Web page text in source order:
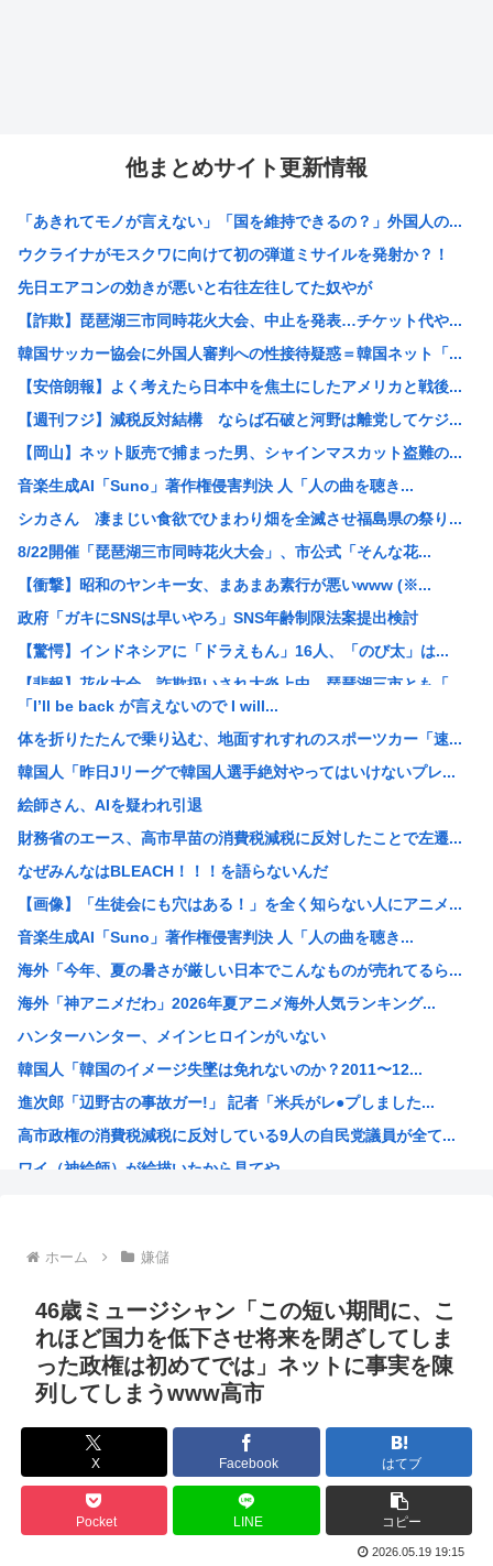
他まとめサイト更新情報
「あきれてモノが言えない」「国を維持できるの？」外国人の...
ウクライナがモスクワに向けて初の弾道ミサイルを発射か？！
先日エアコンの効きが悪いと右往左往してた奴やが
【詐欺】琵琶湖三市同時花火大会、中止を発表…チケット代や...
韓国サッカー協会に外国人審判への性接待疑惑＝韓国ネット「...
【安倍朗報】よく考えたら日本中を焦土にしたアメリカと戦後...
【週刊フジ】減税反対結構 ならば石破と河野は離党してケジ...
【岡山】ネット販売で捕まった男、シャインマスカット盗難の...
音楽生成AI「Suno」著作権侵害判決 人「人の曲を聴き...
シカさん 凄まじい食欲でひまわり畑を全滅させ福島県の祭り...
8/22開催「琵琶湖三市同時花火大会」、市公式「そんな花...
【衝撃】昭和のヤンキー女、まあまあ素行が悪いwww (※...
政府「ガキにSNSは早いやろ」SNS年齢制限法案提出検討
【驚愕】インドネシアに「ドラえもん」16人、「のび太」は...
【悲報】花火大会、詐欺扱いされ大炎上中。琵琶湖三市とも「...
「そうめんともう一品」何にする？ | そうめんの味...
人気タレント土田晃之（51）今年になって見かけなくなる
【悲報】イオン、完全にヤケクソになるwww
省内で「片山氏交代の噂」 後任に小野寺税調会長の名前
中国「大豪雨！」三峡ダム「基礎部分破損」中国「全力放流！...
【悲報】 中国、橋の欄干が強風一発で粉々に 鉄筋ゼロ 当...
ショートスリーパー堀大輔氏、涙を流す
【悲報】赤ちゃんをゴミ箱に捨てた女、パパ活で8回も妊娠し...
【悲報】コメ農家「今年は安くなりすぎ」「こんな値段じゃ米...
【画像】ギャルさん、世界中に発信してる意識ゼロで修学旅行...
【上げ底】「食べやすいサイズになりました」→実質値上げで...
正面から昔同じ職場だった元上司が歩いてきたから「お～！こ...
宅飲み僕「ゴムってある？」女の子「えっ///」 僕「食べ...
【画像】PTA会長「PTA参加拒否した親へ最終警告。こう...
「I’ll be back が言えないので I will...
体を折りたたんで乗り込む、地面すれすれのスポーツカー「速...
韓国人「昨日Jリーグで韓国人選手絶対やってはいけないプレ...
絵師さん、AIを疑われ引退
財務省のエース、高市早苗の消費税減税に反対したことで左遷...
なぜみんなはBLEACH！！！を語らないんだ
【画像】「生徒会にも穴はある！」を全く知らない人にアニメ...
音楽生成AI「Suno」著作権侵害判決 人「人の曲を聴き...
海外「今年、夏の暑さが厳しい日本でこんなものが売れてるら...
海外「神アニメだわ」2026年夏アニメ海外人気ランキング...
ハンターハンター、メインヒロインがいない
韓国人「韓国のイメージ失墜は免れないのか？2011〜12...
進次郎「辺野古の事故ガー!」 記者「米兵がレ●プしました...
高市政権の消費税減税に反対している9人の自民党議員が全て...
ワイ（神絵師）が絵描いたから見てや
ネトウヨ「在日特権やばい。働かずに年間600万円もらって...
【画像】けいおんキャラのヌードwww
日本人「失われた30年ヤバいだろ…貧乏になりすぎ…もう愛...
韓国人「日本人が絶対に違法駐車をしない本当の理由がこちら...
【朗報】 韓国人「日本の白バイ隊員、人間やめてる」
お前らが描いた絵を貼るスレ
ちいかわのモモンガがちんちんに来るんやが
高市早苗、3000万円以上の高級新公用車を購入させ贅を尽...
韓国人「30年前から変わらない日本の女子高生の姿に韓国人...
ホーム 嫌儲
46歳ミュージシャン「この短い期間に、こ
れほど国力を低下させ将来を閉ざしてしま
った政権は初めてでは」ネットに事実を陳
列してしまうwww高市
X Facebook はてブ
Pocket LINE コピー
2026.05.19 19:15